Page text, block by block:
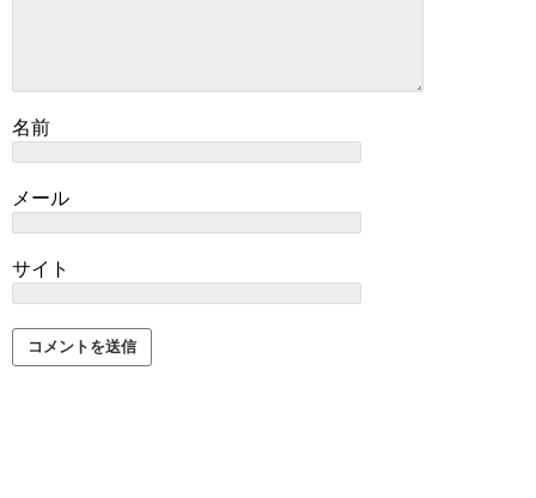
名前
メール
サイト